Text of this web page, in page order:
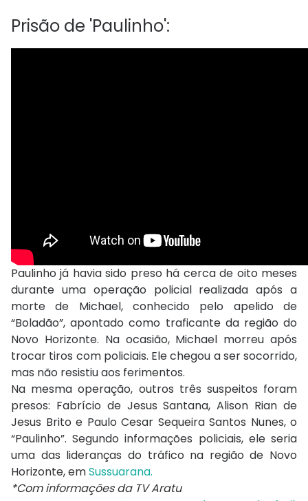
Prisão de 'Paulinho':
Paulinho já havia sido preso há cerca de oito meses
durante uma operação policial realizada após a
morte de Michael, conhecido pelo apelido de
“Boladão”, apontado como traficante da região do
Novo Horizonte. Na ocasião, Michael morreu após
trocar tiros com policiais. Ele chegou a ser socorrido,
mas não resistiu aos ferimentos.
Na mesma operação, outros três suspeitos foram
presos: Fabrício de Jesus Santana, Alison Rian de
Jesus Brito e Paulo Cesar Sequeira Santos Nunes, o
“Paulinho”. Segundo informações policiais, ele seria
uma das lideranças do tráfico na região de Novo
Horizonte, emSussuarana.
*Com informações da TV Aratu